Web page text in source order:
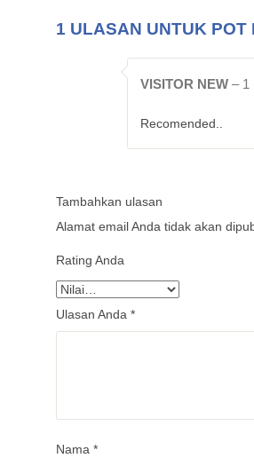
1 ULASAN UNTUK POT
VISITOR NEW – 1
Recomended..
Tambahkan ulasan
Alamat email Anda tidak akan
Rating Anda
Ulasan Anda *
Nama *